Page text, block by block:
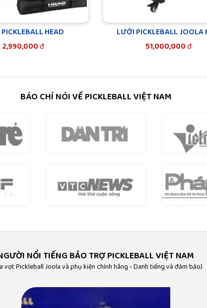
HEAD
2,990,000đ
LƯỚI PICKLEBALL JOOLA
51,000,000đ
BÁO CHÍ NÓI VỀ PICKLEBALL VIỆT NAM
NỔI TIẾNG BẢO TRỢ PICKLEBALL VIỆT NAM
vợt Pickleball Joola và phụ kiện chính hãng - Danh tiếng và đảm bảo)